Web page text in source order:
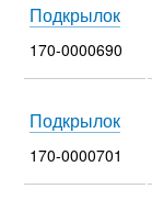
Подкрылок
170-0000690
Подкрылок
170-0000701